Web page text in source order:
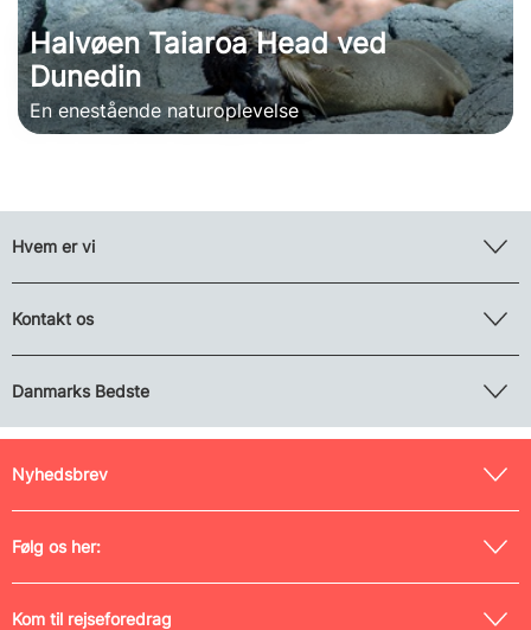
Halvøen Taiaroa Head ved
Dunedin
En enestående naturoplevelse
Hvem er vi
Kontakt os
Danmarks Bedste
Nyhedsbrev
Følg os her:
Kom til rejseforedrag